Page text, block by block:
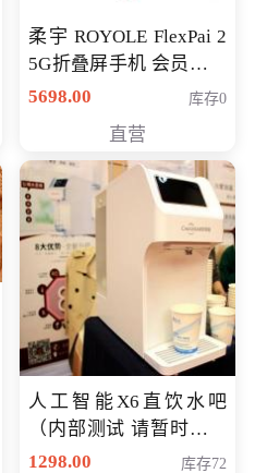
柔宇 ROYOLE FlexPai 2
5G折叠屏手机 会员专享
购买价格 4998元
5698.00 库存0
直营
人工智能X6直饮水吧
（内部测试 请暂时不要
购买）
1298.00 库存72